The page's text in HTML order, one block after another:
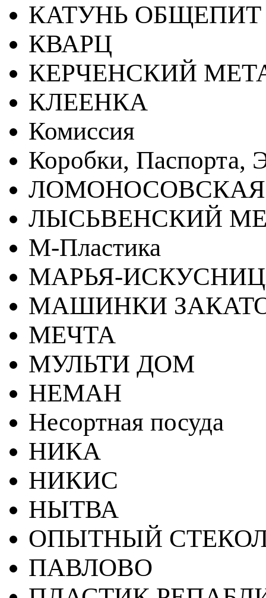
КАТУНЬ ОБЩЕПИТ
КВАРЦ
КЕРЧЕНСКИЙ
КЛЕЕНКА
Комиссия
Коробки, Паспорта,
ЛЫСЬВЕНСКИЙ
М-Пластика
МАРЬЯ-
МАШИНКИ
МЕЧТА
МУЛЬТИ ДОМ
НЕМАН
Несортная посуда
НИКА
НИКИС
НЫТВА
ОПЫТНЫЙ
ПАВЛОВО